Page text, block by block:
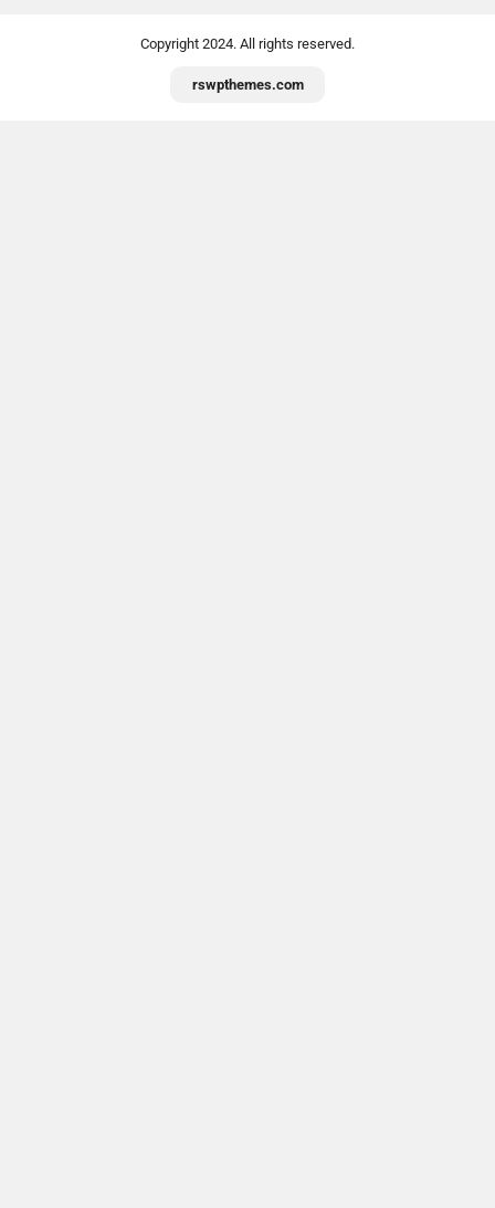
Copyright 2024. All rights reserved.
rswpthemes.com